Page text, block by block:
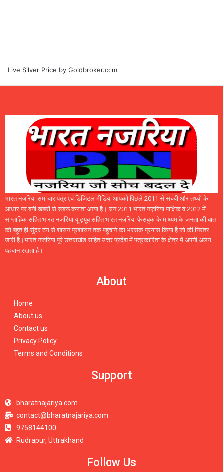
Live Silver Price by Goldbroker.com
भारत नजरिया समाचार पत्र एवं डिजिटल मीडिया आपको पिछले 2011 से सच्ची और तथ्यों के
आधार पर बनी खबरों से रूबरू कराता आया है। सन 2011 भारत नज़रिया पाक्षिक व 2012 में
साप्ताहिक सहित भारत नजरिया यू ट्यूब सहित भारत नज़रिया फेसबुक के माध्यम के जनता की बात
को बहुत ही सुंदर ठंग से शासन प्रशासन तक पहुंचाने का भरसक प्रयास किया है जो की निरंतर
जारी है।भारत नजरिया पूरे उत्तराखंड सहित उत्तर प्रदेश में पत्रकारिता के क्षेत्र में अपनी अलग
पहचान रखता है।
About
Home
About us
Contact us
Privacy Policy
Terms and Conditions
Support
bharatnajariya.com
contact@bharatnajariya.com
9758144100
Rudrapur, Uttrakhand
Follow Us